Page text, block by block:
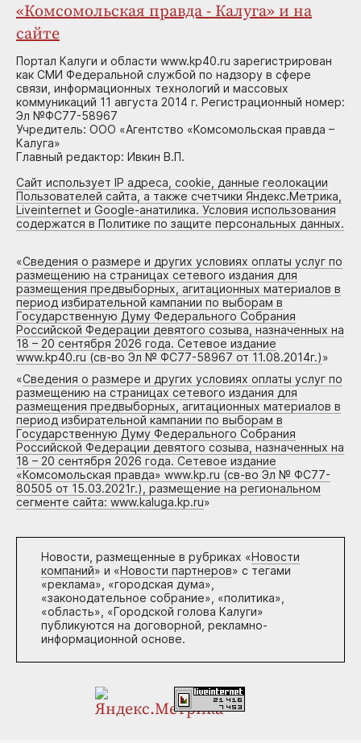
«Комсомольская правда - Калуга» и на
сайте
Портал Калуги и области www.kp40.ru зарегистрирован
как СМИ Федеральной службой по надзору в сфере
связи, информационных технологий и массовых
коммуникаций 11 августа 2014 г. Регистрационный номер:
Эл №ФС77-58967
Учредитель: ООО «Агентство «Комсомольская правда –
Калуга»
Главный редактор: Ивкин В.П.
Сайт использует IP адреса, cookie, данные геолокации
Пользователей сайта, а также счетчики Яндекс.Метрика,
Liveinternet и Google-анатилика. Условия использования
содержатся в Политике по защите персональных данных.
«Сведения о размере и других условиях оплаты услуг по
размещению на страницах сетевого издания для
размещения предвыборных, агитационных материалов в
период избирательной кампании по выборам в
Государственную Думу Федерального Собрания
Российской Федерации девятого созыва, назначенных на
18 – 20 сентября 2026 года. Сетевое издание
www.kp40.ru (св-во Эл № ФС77-58967 от 11.08.2014г.)»
«Сведения о размере и других условиях оплаты услуг по
размещению на страницах сетевого издания для
размещения предвыборных, агитационных материалов в
период избирательной кампании по выборам в
Государственную Думу Федерального Собрания
Российской Федерации девятого созыва, назначенных на
18 – 20 сентября 2026 года. Сетевое издание
«Комсомольская правда» www.kp.ru (св-во Эл № ФС77-
80505 от 15.03.2021г.), размещение на региональном
сегменте сайта: www.kaluga.kp.ru»
Новости, размещенные в рубриках «Новости
компаний» и «Новости партнеров» с тегами
«реклама», «городская дума»,
«законодательное собрание», «политика»,
«область», «Городской голова Калуги»
публикуются на договорной, рекламно-
информационной основе.